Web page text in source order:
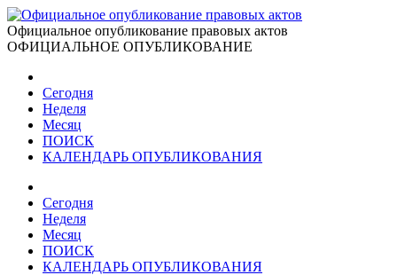
Официальное опубликование правовых актов
ОФИЦИАЛЬНОЕ ОПУБЛИКОВАНИЕ
Сегодня
Неделя
Месяц
ПОИСК
КАЛЕНДАРЬ ОПУБЛИКОВАНИЯ
Сегодня
Неделя
Месяц
ПОИСК
КАЛЕНДАРЬ ОПУБЛИКОВАНИЯ